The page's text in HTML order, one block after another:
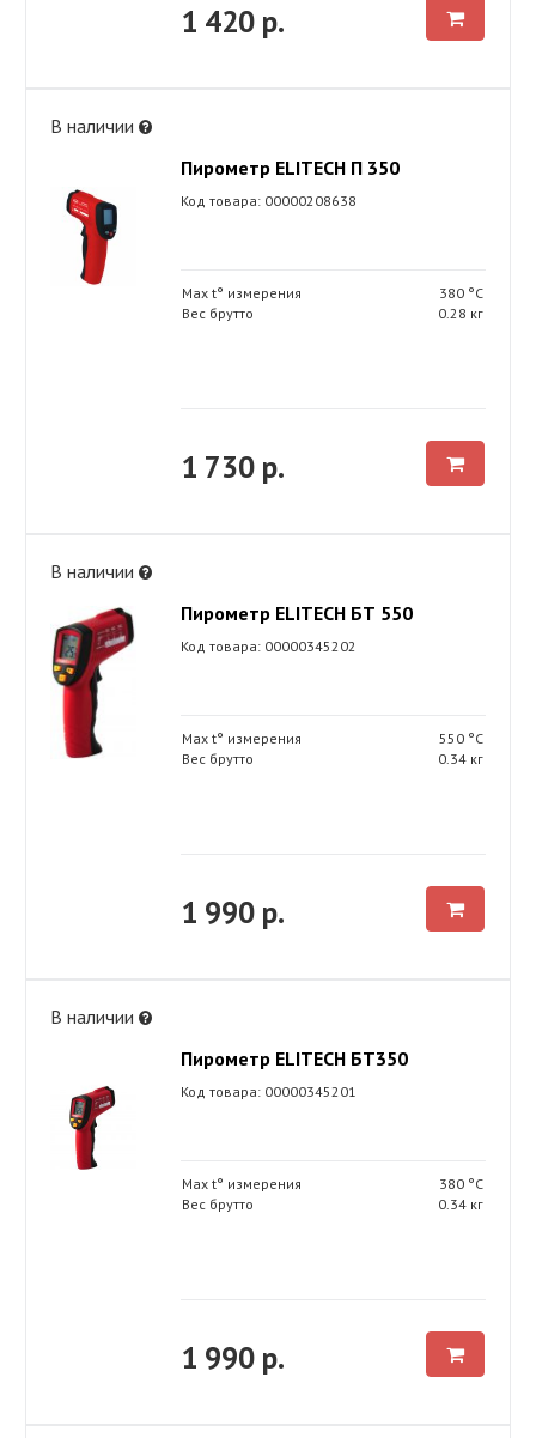
1 420 р.
В наличии
Пирометр ELITECH П 350
Код товара: 00000208638
Max t° измерения
380 °С
Вес брутто
0.28 кг
1 730 р.
В наличии
Пирометр ELITECH БТ 550
Код товара: 00000345202
Max t° измерения
550 °С
Вес брутто
0.34 кг
1 990 р.
В наличии
Пирометр ELITECH БТ350
Код товара: 00000345201
Max t° измерения
380 °С
Вес брутто
0.34 кг
1 990 р.